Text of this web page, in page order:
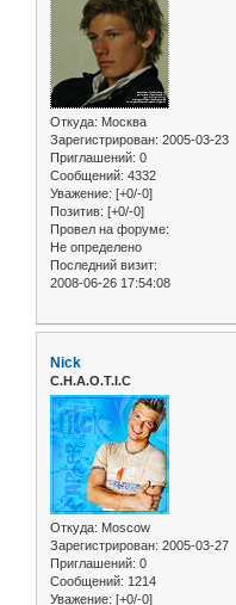
Откуда: Москва
Зарегистрирован: 2005-03-23
Приглашений: 0
Сообщений: 4332
Уважение: [+0/-0]
Позитив: [+0/-0]
Провел на форуме:
Не определено
Последний визит:
2008-06-26 17:54:08
Nick
C.H.A.O.T.I.C
Откуда: Moscow
Зарегистрирован: 2005-03-27
Приглашений: 0
Сообщений: 1214
Уважение: [+0/-0]